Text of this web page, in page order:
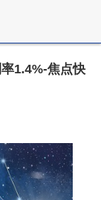
1.4%-焦点快